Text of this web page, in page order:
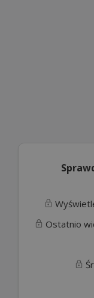
Ostatnio